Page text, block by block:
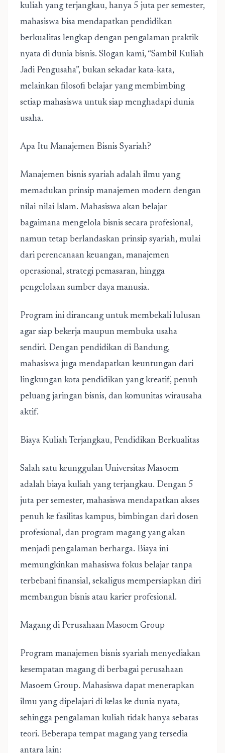
kuliah yang terjangkau, hanya 5 juta per semester,
mahasiswa bisa mendapatkan pendidikan
berkualitas lengkap dengan pengalaman praktik
nyata di dunia bisnis. Slogan kami, “Sambil Kuliah
Jadi Pengusaha”, bukan sekadar kata-kata,
melainkan filosofi belajar yang membimbing
setiap mahasiswa untuk siap menghadapi dunia
usaha.
Apa Itu Manajemen Bisnis Syariah?
Manajemen bisnis syariah adalah ilmu yang
memadukan prinsip manajemen modern dengan
nilai-nilai Islam. Mahasiswa akan belajar
bagaimana mengelola bisnis secara profesional,
namun tetap berlandaskan prinsip syariah, mulai
dari perencanaan keuangan, manajemen
operasional, strategi pemasaran, hingga
pengelolaan sumber daya manusia.
Program ini dirancang untuk membekali lulusan
agar siap bekerja maupun membuka usaha
sendiri. Dengan pendidikan di Bandung,
mahasiswa juga mendapatkan keuntungan dari
lingkungan kota pendidikan yang kreatif, penuh
peluang jaringan bisnis, dan komunitas wirausaha
aktif.
Biaya Kuliah Terjangkau, Pendidikan Berkualitas
Salah satu keunggulan Universitas Masoem
adalah biaya kuliah yang terjangkau. Dengan 5
juta per semester, mahasiswa mendapatkan akses
penuh ke fasilitas kampus, bimbingan dari dosen
profesional, dan program magang yang akan
menjadi pengalaman berharga. Biaya ini
memungkinkan mahasiswa fokus belajar tanpa
terbebani finansial, sekaligus mempersiapkan diri
membangun bisnis atau karier profesional.
Magang di Perusahaan Masoem Group
Program manajemen bisnis syariah menyediakan
kesempatan magang di berbagai perusahaan
Masoem Group. Mahasiswa dapat menerapkan
ilmu yang dipelajari di kelas ke dunia nyata,
sehingga pengalaman kuliah tidak hanya sebatas
teori. Beberapa tempat magang yang tersedia
antara lain: